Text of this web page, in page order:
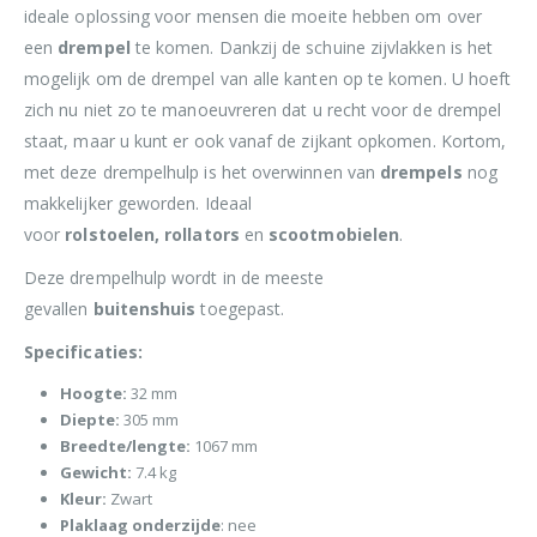
ideale oplossing voor mensen die moeite hebben om over
een drempel te komen. Dankzij de schuine zijvlakken is het
mogelijk om de drempel van alle kanten op te komen. U hoeft
zich nu niet zo te manoeuvreren dat u recht voor de drempel
staat, maar u kunt er ook vanaf de zijkant opkomen. Kortom,
met deze drempelhulp is het overwinnen van drempels nog
makkelijker geworden. Ideaal
voor rolstoelen, rollators en scootmobielen.
Deze drempelhulp wordt in de meeste
gevallen buitenshuis toegepast.
Specificaties:
Hoogte: 32 mm
Diepte: 305 mm
Breedte/lengte: 1067 mm
Gewicht: 7.4 kg
Kleur: Zwart
Plaklaag onderzijde: nee